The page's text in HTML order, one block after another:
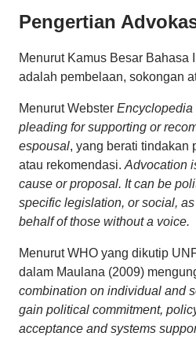
Pengertian
Menurut Kamus Besar Bahasa
adalah pembelaan, sokongan
Menurut Webster Encyclopedia
pleading for supporting or
espousal, yang berati tindakan
atau rekomendasi. Advocation
cause or proposal. It can be
specific legislation, or social,
behalf of those without a voice.
Menurut WHO yang dikutip
dalam Maulana (2009)
combination on individual and
gain political commitment,
acceptance and systems